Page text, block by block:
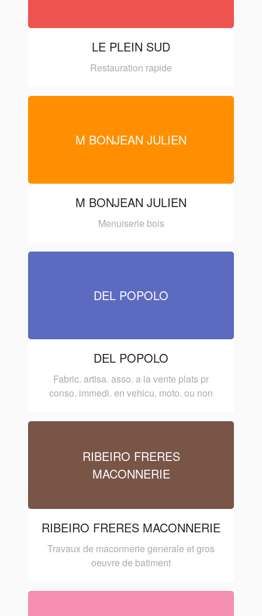
LE PLEIN SUD
Restauration rapide
M BONJEAN JULIEN
M BONJEAN JULIEN
Menuiserie bois
DEL POPOLO
DEL POPOLO
Fabric. artisa. asso. a la vente plats pr
conso. immedi. en vehicu. moto. ou non
RIBEIRO FRERES
MACONNERIE
RIBEIRO FRERES MACONNERIE
Travaux de maconnerie generale et gros
oeuvre de batiment